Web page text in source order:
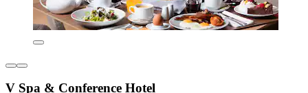
V Spa & Conference Hotel